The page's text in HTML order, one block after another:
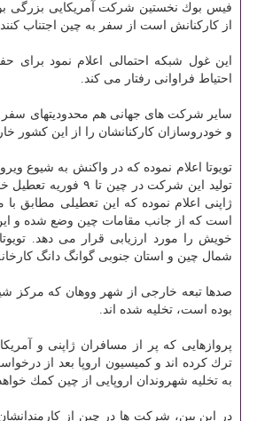
فیس بوك نخستین شركت آمریكایی بزرگی
از كاركنانش است از سفر به چین اجتناب
این غول شبكه احتمالی اعلام نمود برای
احتیاط فراوانی رفتار می كند.
سایر شركت های جهانی هم محدودیتهای سفر
و خودروسازان كاركنانشان را از این كشور
تویوتا اعلام نموده كه در واكنش به شیوع
تولید این شركت در چین
ژاپنی اعلام نموده كه این تعطیلی مطابق با
است كه از جانب مقامات چین وضع شده و
خویش را مورد ارزیابی قرار می دهد.
شمال چین و استان جنوبی گوانگ دانگ
صدها تبعه خارجی از شهر ووهان كه مركز
بوده است، تخلیه شده اند.
پروازهایی كه پر از مسافران ژاپنی و
ترك كرده اند و كمیسیون اروپا بعد از
به تخلیه شهروندان اروپایی از چین كمك
در این بین، شركت ها در چین از